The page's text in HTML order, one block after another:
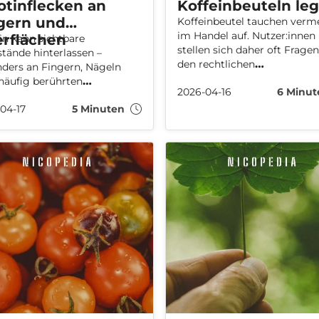
an
und
kann sichtbare
hinterlassen –
an Fingern, Nägeln
berührten
Nikotinflecken
der Zeit verfärben.
fragen sich deshalb,
Nikotin entfernen lässt –
schonend und mit
Mitteln.
17 5 Minuten
Koffeinbeuteln
Koffeinbeutel tauchen
im Handel auf. Nutzer:innen
stellen sich daher oft
den rechtlichen
insbesondere zum
die aktuelle Situation in
Deutschland und Europa.
2026-04-16 6